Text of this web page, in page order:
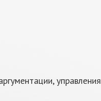
управления